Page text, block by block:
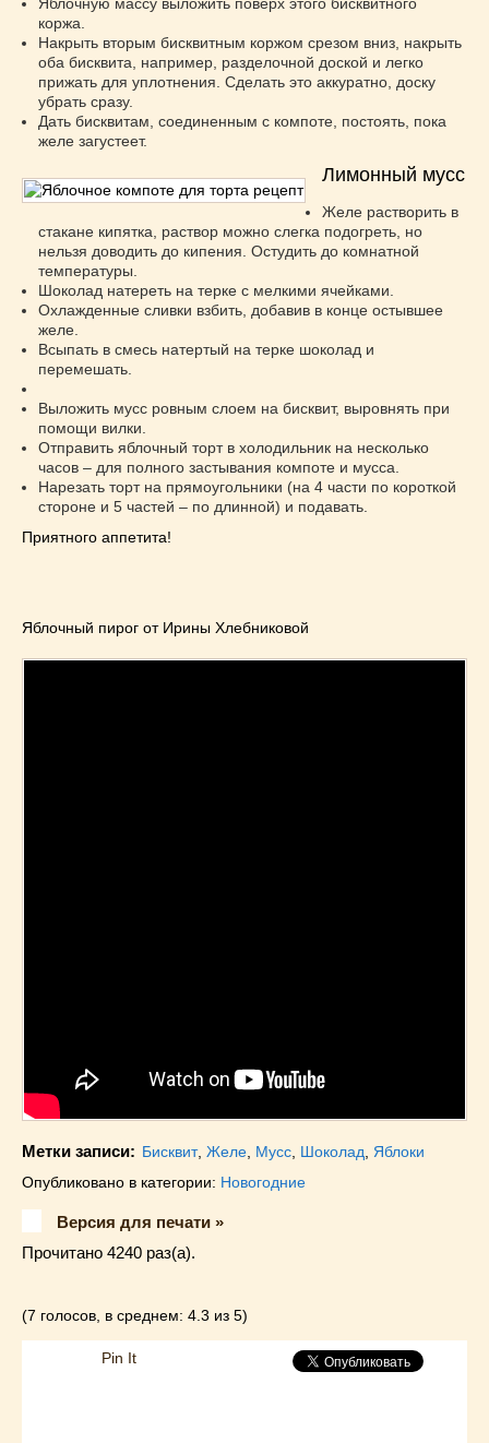
коржа.
Накрыть вторым бисквитным коржом срезом вниз, накрыть
оба бисквита, например, разделочной доской и легко
прижать для уплотнения. Сделать это аккуратно, доску
убрать сразу.
Дать бисквитам, соединенным с компоте, постоять, пока
желе загустеет.
Лимонный мусс
Желе растворить в
стакане кипятка, раствор можно слегка подогреть, но
нельзя доводить до кипения. Остудить до комнатной
температуры.
Шоколад натереть на терке с мелкими ячейками.
Охлажденные сливки взбить, добавив в конце остывшее
желе.
Всыпать в смесь натертый на терке шоколад и
перемешать.
Выложить мусс ровным слоем на бисквит, выровнять при
помощи вилки.
Отправить яблочный торт в холодильник на несколько
часов – для полного застывания компоте и мусса.
Нарезать торт на прямоугольники (на 4 части по короткой
стороне и 5 частей – по длинной) и подавать.
Приятного аппетита!
Яблочный пирог от Ирины Хлебниковой
Метки записи: Бисквит, Желе Мусс Шоколад
Яблоки
Опубликовано в категории: Новогодние
Версия для печати »
Прочитано 4240 раз(a).
(7 голосов, в среднем: 4.3 из 5)
Pin It